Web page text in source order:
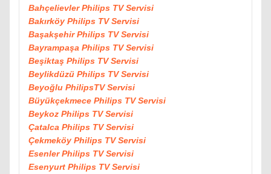
Bahçelievler Philips TV Servisi
Bakırköy Philips TV Servisi
Başakşehir Philips TV Servisi
Bayrampaşa Philips TV Servisi
Beşiktaş Philips TV Servisi
Beylikdüzü Philips TV Servisi
Beyoğlu PhilipsTV Servisi
Büyükçekmece Philips TV Servisi
Beykoz Philips TV Servisi
Çatalca Philips TV Servisi
Çekmeköy Philips TV Servisi
Esenler Philips TV Servisi
Esenyurt Philips TV Servisi